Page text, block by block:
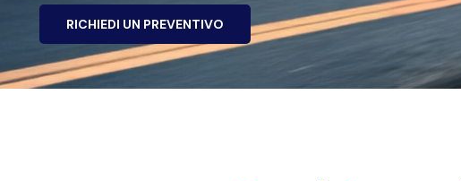
RICHIEDI UN PREVENTIVO